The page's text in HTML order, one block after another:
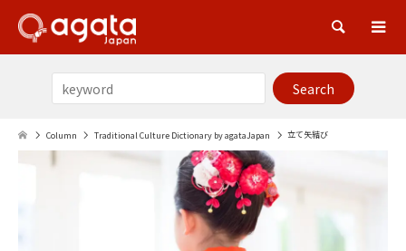
Column Traditional Culture Dictionary by agataJapan 立て矢結び